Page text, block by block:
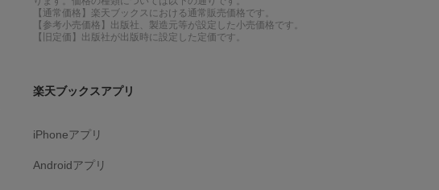
【通常価格】楽天ブックスにおける通常販売価格です。
【参考小売価格】出版社、製造元等が設定した小売価格です。
【旧定価】出版社が出版時に設定した定価です。
楽天ブックスアプリ
iPhoneアプリ
Androidアプリ